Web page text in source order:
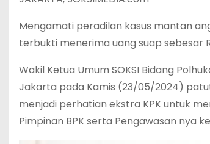
Mengamati peradilan kasus mantan
terbukti menerima uang suap sebesar
Wakil Ketua Umum SOKSI Bidang
Jakarta pada Kamis (23/05/2024)
menjadi perhatian ekstra KPK untuk
Pimpinan BPK serta Pengawasan nya